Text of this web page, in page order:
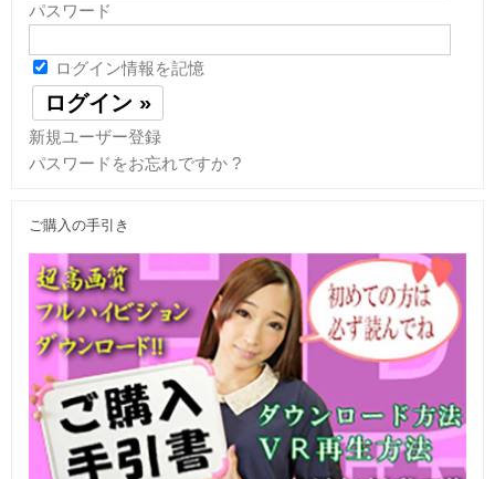
パスワード
ログイン情報を記憶
新規ユーザー登録
パスワードをお忘れですか ?
ご購入の手引き